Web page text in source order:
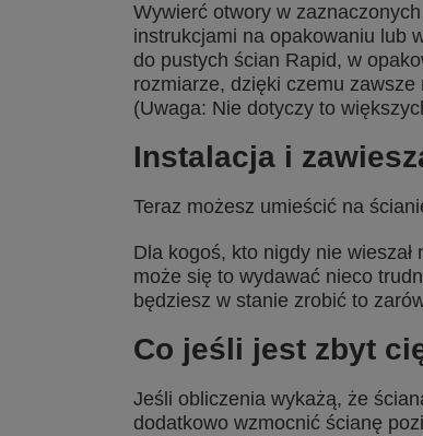
Wywierć otwory w
instrukcjami na opakowaniu lub
do pustych ścian Rapid, w
rozmiarze, dzięki czemu
(Uwaga: Nie dotyczy to
Instalacja i
Teraz możesz umieścić na
Dla kogoś, kto nigdy nie
może się to wydawać nieco
będziesz w stanie zrobić to
Co jeśli jest zbyt
Jeśli obliczenia wykażą, że
dodatkowo wzmocnić ścianę